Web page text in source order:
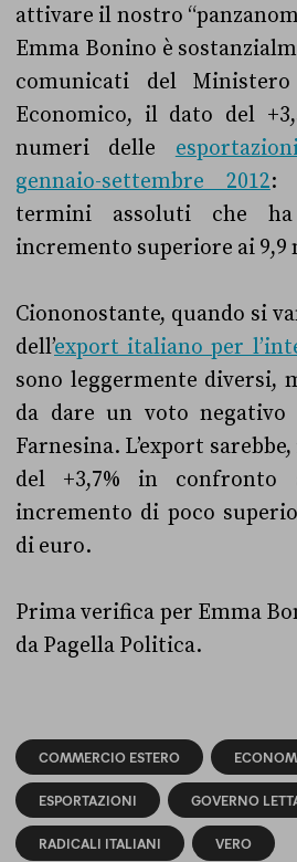
attivare il nostro
Emma Bonino è
comunicati del
Economico, il dato del
numeri delle
gennaio-settembre 2012:
termini assoluti che
incremento superiore ai
Ciononostante, quando si
dell’export italiano per
sono leggermente diversi,
da dare un voto
Farnesina. L’export
del +3,7% in confronto
incremento di poco
di euro.
Prima verifica per Emma
da Pagella Politica.
COMMERCIO ESTERO
ESPORTAZIONI GOVERNO
RADICALI ITALIANI VERO